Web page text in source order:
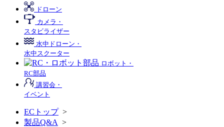
ドローン
カメラ・
スタビライザー
水中ドローン・
水中スクーター
ロボット・
RC部品
講習会・
イベント
ECトップ>
製品Q&A >